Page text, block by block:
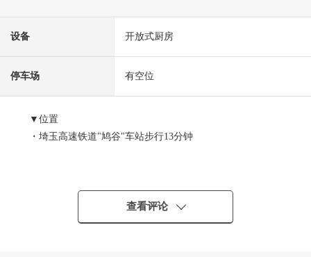
设备 开放式厨房
停车场 有空位
▼位置
・埼玉高速铁道"鸠谷"车站步行13分钟
・2026年8月完成计划的3层的新房独栋住宅
・停车位有(出自车型的)查看评论